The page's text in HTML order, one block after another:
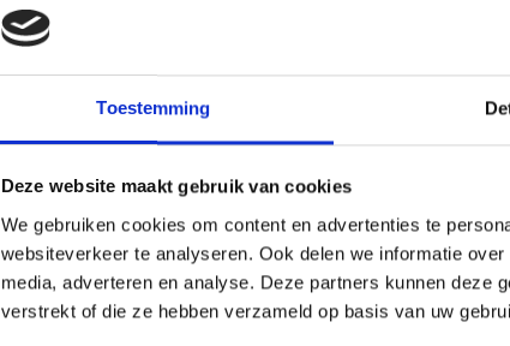
Toestemming
Deze website maakt gebruik van cookies
We gebruiken cookies om content en advertenties te
websiteverkeer te analyseren. Ook delen we informatie
media, adverteren en analyse. Deze partners kunnen deze
verstrekt of die ze hebben verzameld op basis van uw